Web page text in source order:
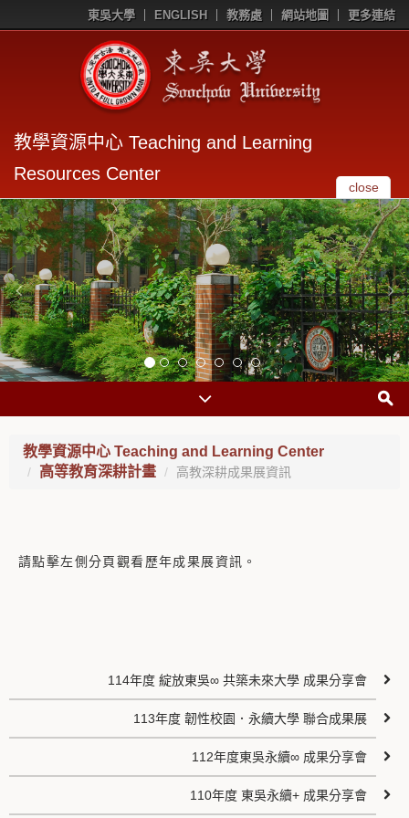
東吳大學 ENGLISH 教務處 網站地圖 更多連結
教學資源中心 Teaching and Learning
Resources Center
close
教學資源中心 Teaching and Learning Center
高等教育深耕計畫
高教深耕成果展資訊
請點擊左側分頁觀看歷年成果展資訊。
114年度 綻放東吳∞ 共築未來大學 成果分享會
113年度 韌性校園．永續大學 聯合成果展
112年度東吳永續∞ 成果分享會
110年度 東吳永續+ 成果分享會